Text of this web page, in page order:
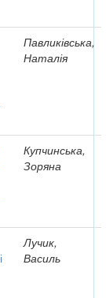
Павликівська,
Наталія
Купчинська,
Зоряна
Лучик,
Василь